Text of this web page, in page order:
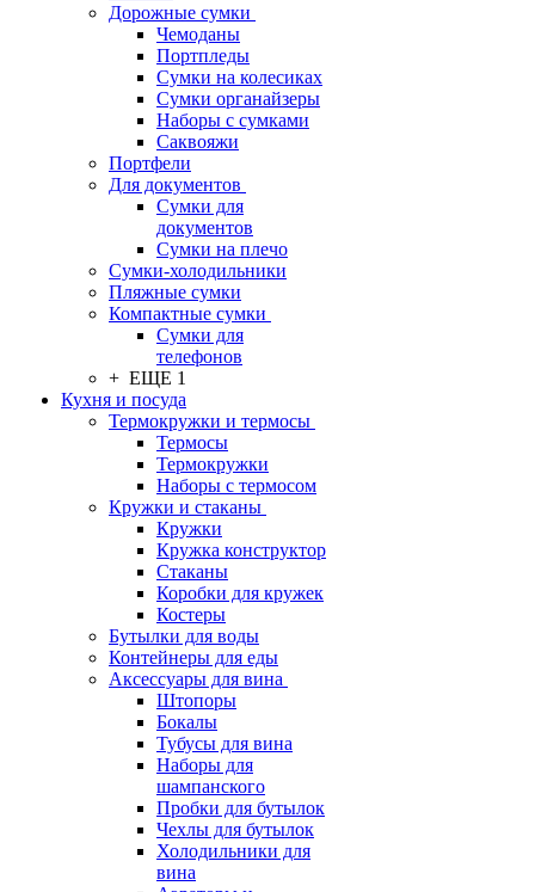
Дорожные сумки
Чемоданы
Портпледы
Сумки на колесиках
Сумки органайзеры
Наборы с сумками
Саквояжи
Портфели
Для документов
Сумки для
документов
Сумки на плечо
Сумки-холодильники
Пляжные сумки
Компактные сумки
Сумки для
телефонов
+ ЕЩЕ 1
Кухня и посуда
Термокружки и термосы
Термосы
Термокружки
Наборы с термосом
Кружки и стаканы
Кружки
Кружка конструктор
Стаканы
Коробки для кружек
Костеры
Бутылки для воды
Контейнеры для еды
Аксессуары для вина
Штопоры
Бокалы
Тубусы для вина
Наборы для
шампанского
Пробки для бутылок
Чехлы для бутылок
Холодильники для
вина